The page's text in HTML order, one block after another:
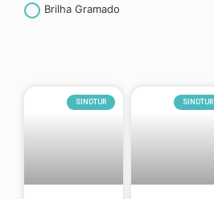
Brilha Gramado
Convenção coletiva de trabalho
SINDTUR SINDTUR